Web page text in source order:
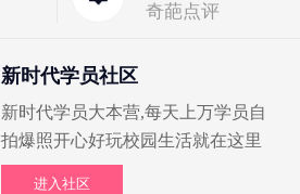
奇葩点评
新时代学员社区
新时代学员大本营,每天上万学员自
拍爆照开心好玩校园生活就在这里
进入社区